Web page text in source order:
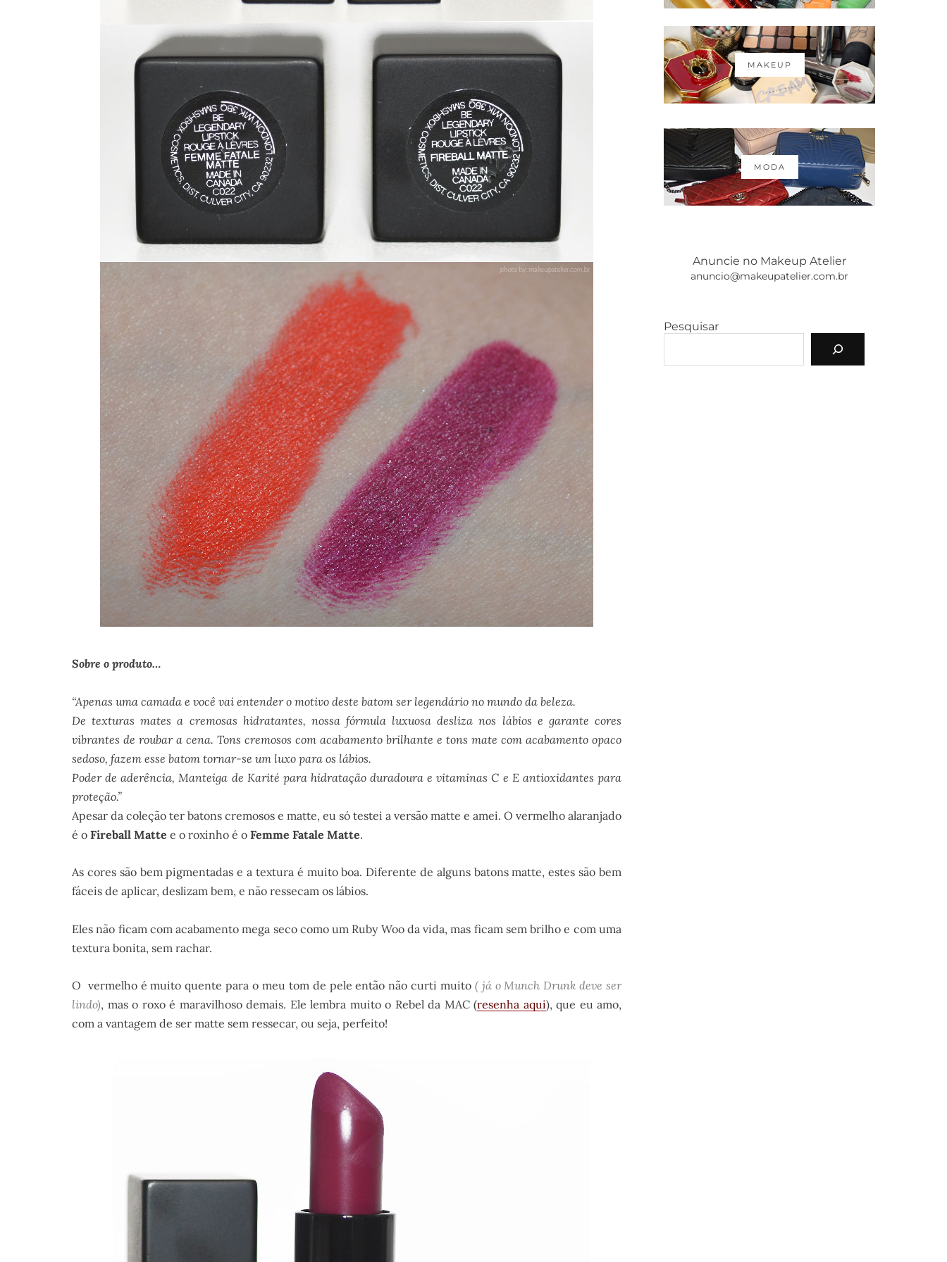
Sobre o produto…
“Apenas uma camada e você vai entender o motivo deste batom ser legendário no mundo da beleza.
De texturas mates a cremosas hidratantes, nossa fórmula luxuosa desliza nos lábios e garante cores
vibrantes de roubar a cena. Tons cremosos com acabamento brilhante e tons mate com acabamento opaco
sedoso, fazem esse batom tornar-se um luxo para os lábios.
Poder de aderência, Manteiga de Karité para hidratação duradoura e vitaminas C e E antioxidantes para
proteção.”
Apesar da coleção ter batons cremosos e matte, eu só testei a versão matte e amei. O vermelho alaranjado
é o Fireball Matte e o roxinho é o Femme Fatale Matte.
As cores são bem pigmentadas e a textura é muito boa. Diferente de alguns batons matte, estes são bem
fáceis de aplicar, deslizam bem, e não ressecam os lábios.
Eles não ficam com acabamento mega seco como um Ruby Woo da vida, mas ficam sem brilho e com uma
textura bonita, sem rachar.
O vermelho é muito quente para o meu tom de pele então não curti muito ( já o Munch Drunk deve ser
lindo), mas o roxo é maravilhoso demais. Ele lembra muito o Rebel da MAC (resenha aqui), que eu amo,
com a vantagem de ser matte sem ressecar, ou seja, perfeito!
MAKEUP
MODA
Anuncie no Makeup Atelier
anuncio@makeupatelier.com.br
Pesquisar